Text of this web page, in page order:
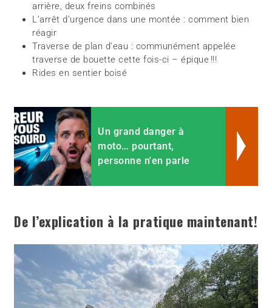
arrière, deux freins combinés
L’arrêt d’urgence dans une montée : comment bien
réagir
Traverse de plan d’eau : communément appelée
traverse de bouette cette fois-ci – épique !!!
Rides en sentier boisé
Un grand danger à
moto… pourtant,
personne n'en parle
De l’explication à la pratique maintenant!